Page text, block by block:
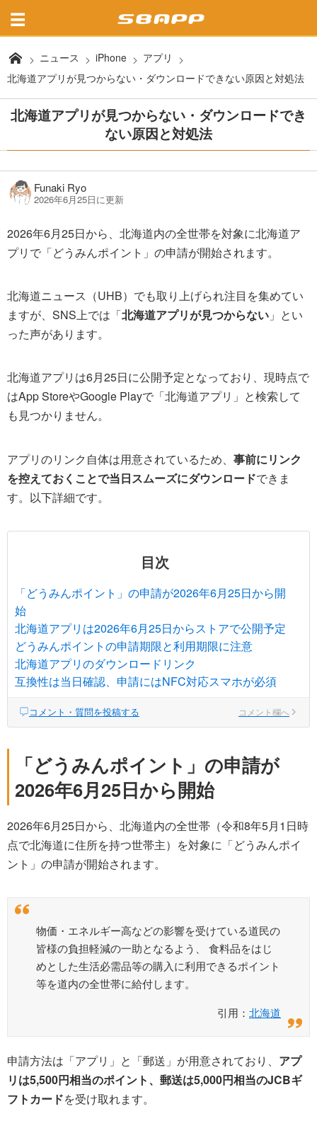
ニュース iPhone
アプリ
北海道アプリが見つからない・ダウンロードできない原因と対処法
北海道アプリが見つからない・ダウンロードでき
ない原因と対処法
Funaki Ryo
2026年6月25日に更新
2026年6月25日から、北海道内の全世帯を対象に北海道ア
プリで「どうみんポイント」の申請が開始されます。
北海道ニュース（UHB）でも取り上げられ注目を集めてい
ますが、SNS上では「北海道アプリが見つからない 」とい
った声があります。
北海道アプリは6月25日に公開予定となっており、現時点で
はApp StoreやGoogle Playで「北海道アプリ」と検索して
も見つかりません。
アプリのリンク自体は用意されているため、 事前にリンク
を控えておくことで当日スムーズにダウンロードできま
す。以下詳細です。
目次
「どうみんポイント」の申請が2026年6月25日から開
始
北海道アプリは2026年6月25日からストアで公開予定
どうみんポイントの申請期限と利用期限に注意
北海道アプリのダウンロードリンク
互換性は当日確認、申請にはNFC対応スマホが必須
コメント・質問を投稿する コメント欄へ
「どうみんポイント」の申請が
2026年6月25日から開始
2026年6月25日から、北海道内の全世帯（令和8年5月1日時
点で北海道に住所を持つ世帯主）を対象に「どうみんポイ
ント」の申請が開始されます。
物価・エネルギー高などの影響を受けている道民の
皆様の負担軽減の一助となるよう、 食料品をはじ
めとした生活必需品等の購入に利用できるポイント
等を道内の全世帯に給付します。
引用： 北海道
申請方法は「アプリ」と「郵送」が用意されており、 アプ
リは5,500円相当のポイント、郵送は5,000円相当のJCBギ
フトカードを受け取れます。